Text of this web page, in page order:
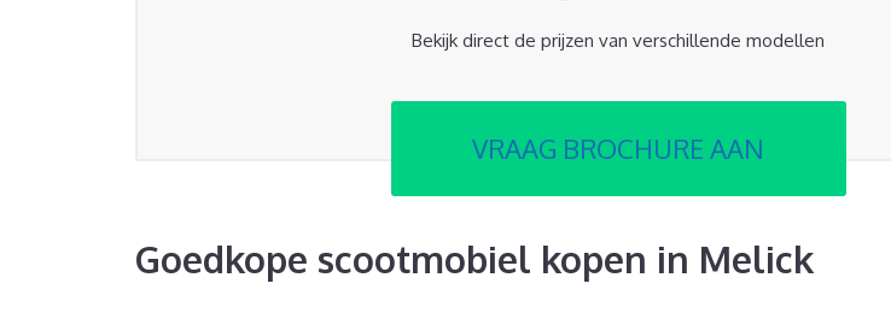
Bekijk direct de prijzen van verschillende modellen
VRAAG BROCHURE AAN
Goedkope scootmobiel kopen in Melick